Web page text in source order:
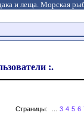
и леща. Морская
:.
Страницы: 3 4 5 6